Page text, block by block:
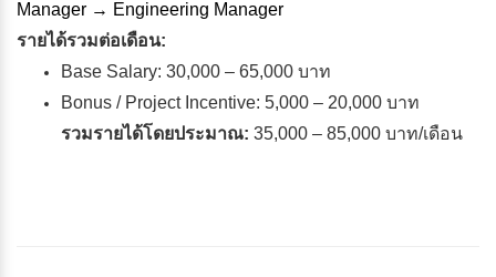
Manager → Engineering Manager
รายได้รวมต่อเดือน:
Base Salary: 30,000 – 65,000 บาท
Bonus / Project Incentive: 5,000 – 20,000 บาท
รวมรายได้โดยประมาณ: 35,000 – 85,000 บาท/เดือน